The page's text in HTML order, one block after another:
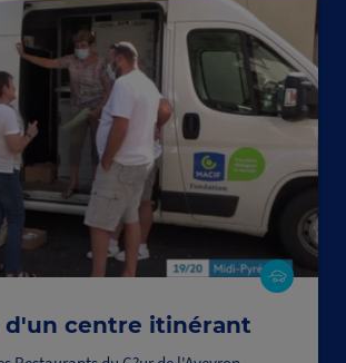
d'un centre itinérant